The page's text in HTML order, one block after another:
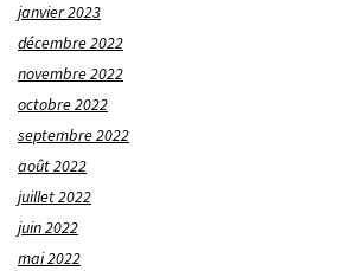
janvier 2023
décembre 2022
novembre 2022
octobre 2022
septembre 2022
août 2022
juillet 2022
juin 2022
mai 2022